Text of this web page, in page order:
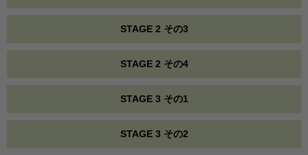
STAGE 2 その3
STAGE 2 その4
STAGE 3 その1
STAGE 3 その2